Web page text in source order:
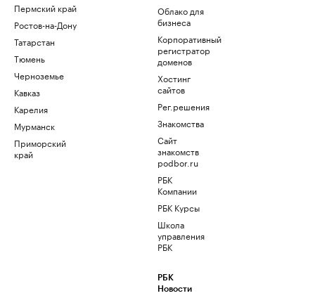
Пермский край
Ростов-на-Дону
Татарстан
Тюмень
Черноземье
Кавказ
Карелия
Мурманск
Приморский
край
Облако для
бизнеса
Корпоративный
регистратор
доменов
Хостинг
сайтов
Рег.решения
Знакомства
Сайт
знакомств
podbor.ru
РБК
Компании
РБК Курсы
Школа
управления
РБК
РБК
Новости